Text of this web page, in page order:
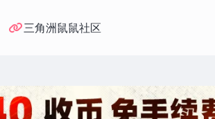
三角洲鼠鼠社区